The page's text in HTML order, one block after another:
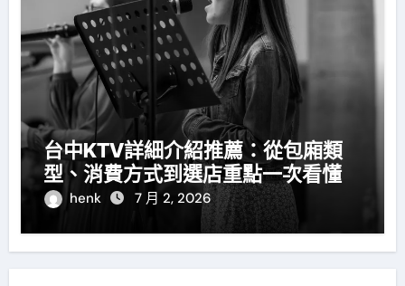
台中KTV詳細介紹推薦：從包廂類
型、消費方式到選店重點一次看懂
henk 7 月 2, 2026